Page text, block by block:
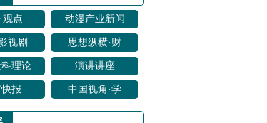
观点 动漫产业新闻
视剧
思想纵横·财
经聚焦
理论
演讲讲座
报
中国视角·学